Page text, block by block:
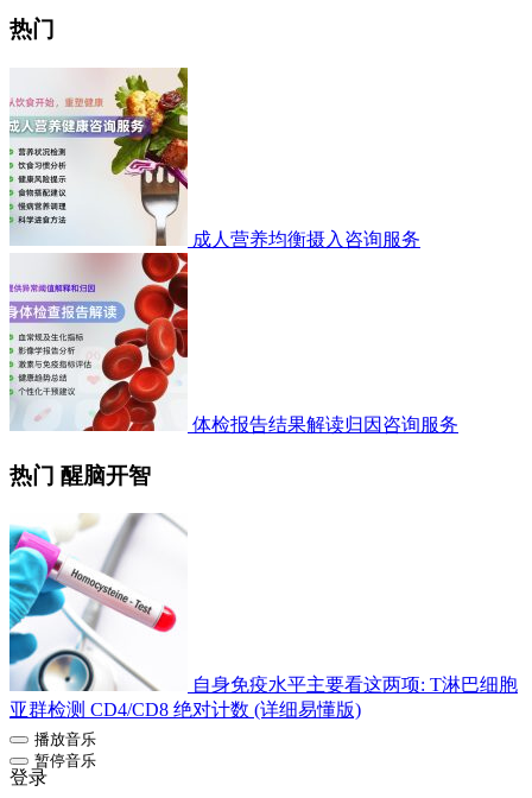
热门
成人营养均衡摄入咨询服务
体检报告结果解读归因咨询服务
热门 醒脑开智
自身免疫水平主要看这两项: T淋巴细胞
亚群检测 CD4/CD8 绝对计数 (详细易懂版)
播放音乐
暂停音乐
登录